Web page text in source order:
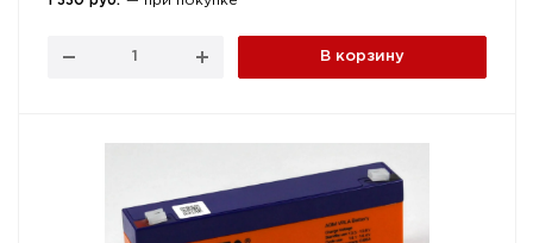
В корзину